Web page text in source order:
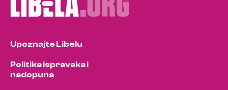
Upoznajte Libelu
Politika ispravaka i
nadopuna